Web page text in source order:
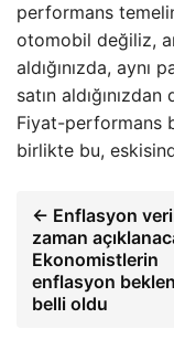
performans
otomobil değiliz,
aldığınızda,
satın
Fiyat-performans
birlikte bu,
← Enflasyon
zaman
Ekonomistlerin
enflasyon
belli oldu